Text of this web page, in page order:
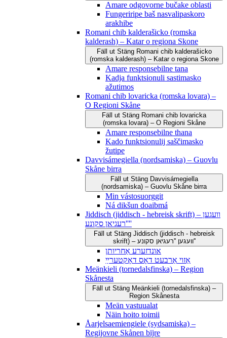
Amare odgovorne bučake oblasti
Fungeriripe baš nasvalipaskoro
arakhibe
Romani chib kalderašicko (romska
kalderash) – Katar o regiona Skone
Fäll ut Stäng Romani chib kalderašicko
(romska kalderash) – Katar o regiona Skone
Amare responsebilne tana
Kadja funktsionuli sastimasko
ažutimos
Romani chib lovaricka (romska lovara) –
O Regioni Skåne
Fäll ut Stäng Romani chib lovaricka
(romska lovara) – O Regioni Skåne
Amare responsebilne thana
Kado funktsionulij saščimasko
žutipe
Davvisámegiella (nordsamiska) – Guovlu
Skåne birra
Fäll ut Stäng Davvisámegiella
(nordsamiska) – Guovlu Skåne birra
Min vástosuorggit
Ná dikšun doaibmá
Jiddisch (jiddisch - hebreisk skrift) – וועגען
''רעגיאן סקונע''
Fäll ut Stäng Jiddisch (jiddisch - hebreisk
skrift) – וועגען ''רעגיאן סקונע''
אונדזערע אַחריותן
אַזוי אַרבעט דאָס דאָקטערײַ
Meänkieli (tornedalsfinska) – Region
Skånesta
Fäll ut Stäng Meänkieli (tornedalsfinska) –
Region Skånesta
Meän vastuualat
Näin hoito toimii
Åarjelsaemiengiele (sydsamiska) –
Regijovne Skånen bïjre